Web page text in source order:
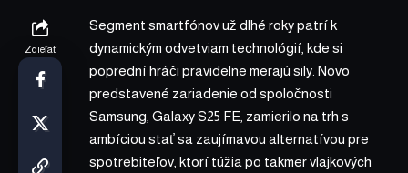
Zdieľať
Segment smartfónov už dlhé roky patrí k
dynamickým odvetviam technológií, kde si
poprední hráči pravidelne merajú sily. Novo
predstavené zariadenie od spoločnosti
Samsung, Galaxy S25 FE, zamierilo na trh s
ambíciou stať sa zaujímavou alternatívou pre
spotrebiteľov, ktorí túžia po takmer vlajkových